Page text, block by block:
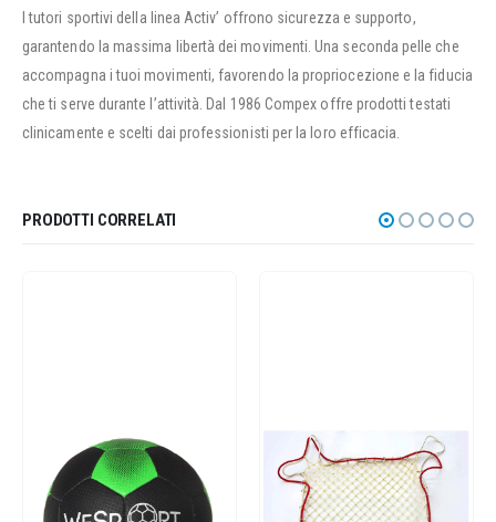
I tutori sportivi della linea Activ’ offrono sicurezza e supporto,
garantendo la massima libertà dei movimenti. Una seconda pelle che
accompagna i tuoi movimenti, favorendo la propriocezione e la fiducia
che ti serve durante l’attività. Dal 1986 Compex offre prodotti testati
clinicamente e scelti dai professionisti per la loro efficacia.
PRODOTTI CORRELATI